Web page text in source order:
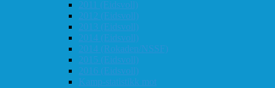
2011 (Eidsvoll)
2012 (Eidsvoll)
2013 (Eidsvoll)
2014 (Eidsvoll)
2014 (Rokaden/NSSF)
2015 (Eidsvoll)
2016 (Eidsvoll)
Kamp-statistikk mot